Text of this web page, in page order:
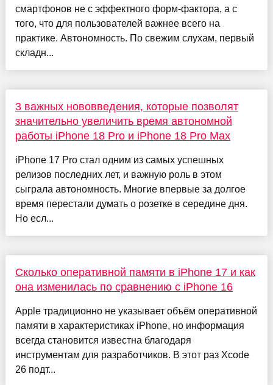
смартфонов не с эффектного форм-фактора, а с
того, что для пользователей важнее всего на
практике. Автономность. По свежим слухам, первый
складн...
3 важных нововведения, которые позволят
значительно увеличить время автономной
работы iPhone 18 Pro и iPhone 18 Pro Max
iPhone 17 Pro стал одним из самых успешных
релизов последних лет, и важную роль в этом
сыграла автономность. Многие впервые за долгое
время перестали думать о розетке в середине дня.
Но есл...
Сколько оперативной памяти в iPhone 17 и как
она изменилась по сравнению с iPhone 16
Apple традиционно не указывает объём оперативной
памяти в характеристиках iPhone, но информация
всегда становится известна благодаря
инструментам для разработчиков. В этот раз Xcode
26 подт...